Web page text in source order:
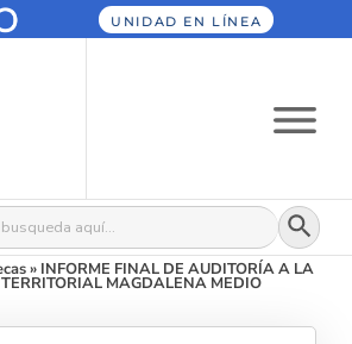
UNIDAD EN LÍNEA
Botón
» INFORME FINAL DE AUDITORÍA A LA
MAGDALENA MEDIO